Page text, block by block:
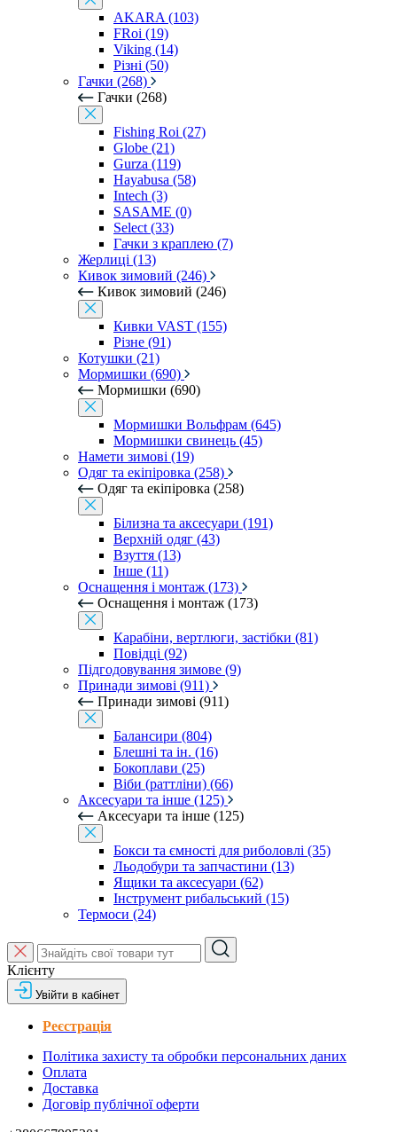
AKARA (103)
FRoi (19)
Viking (14)
Різні (50)
Гачки (268)
Гачки (268)
Fishing Roi (27)
Globe (21)
Gurza (119)
Hayabusa (58)
Intech (3)
SASAME (0)
Select (33)
Гачки з краплею (7)
Жерлиці (13)
Кивок зимовий (246)
Кивок зимовий (246)
Кивки VAST (155)
Різне (91)
Котушки (21)
Мормишки (690)
Мормишки (690)
Мормишки Вольфрам (645)
Мормишки свинець (45)
Намети зимові (19)
Одяг та екіпіровка (258)
Одяг та екіпіровка (258)
Білизна та аксесуари (191)
Верхній одяг (43)
Взуття (13)
Інше (11)
Оснащення і монтаж (173)
Оснащення і монтаж (173)
Карабіни, вертлюги, застібки (81)
Повідці (92)
Підгодовування зимове (9)
Принади зимові (911)
Принади зимові (911)
Балансири (804)
Блешні та ін. (16)
Бокоплави (25)
Віби (раттліни) (66)
Аксесуари та інше (125)
Аксесуари та інше (125)
Бокси та ємності для риболовлі (35)
Льодобури та запчастини (13)
Ящики та аксесуари (62)
Інструмент рибальський (15)
Термоси (24)
Клієнту
Увійти в кабінет
Реєстрація
Політика захисту та обробки персональних даних
Оплата
Доставка
Договір публічної оферти